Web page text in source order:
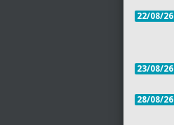
22/08/26
23/08/26
28/08/26